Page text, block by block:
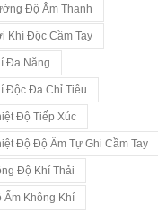
Độ Âm Thanh
Khí Độc Cầm Tay
Đa Năng
Độc Đa Chỉ Tiêu
Độ Tiếp Xúc
Độ Độ Ẩm Tự Ghi Cầm Tay
Độ Khí Thải
Ẩm Không Khí